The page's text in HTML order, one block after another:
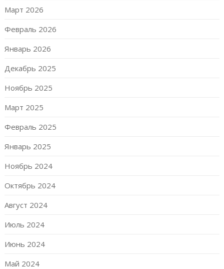
Март 2026
Февраль 2026
Январь 2026
Декабрь 2025
Ноябрь 2025
Март 2025
Февраль 2025
Январь 2025
Ноябрь 2024
Октябрь 2024
Август 2024
Июль 2024
Июнь 2024
Май 2024